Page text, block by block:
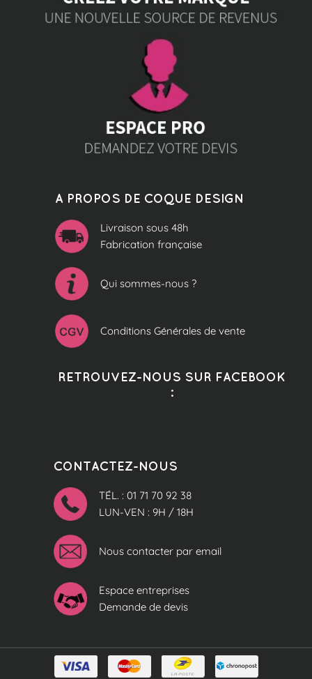
A PROPOS DE COQUE DESIGN
Livraison sous 48h
Fabrication française
Qui sommes-nous ?
Conditions Générales de vente
RETROUVEZ-NOUS SUR FACEBOOK
:
CONTACTEZ-NOUS
TÉL. : 01 71 70 92 38
LUN-VEN : 9H / 18H
Nous contacter par email
Espace entreprises
Demande de devis